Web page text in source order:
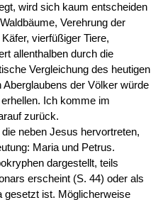
wird sich kaum entscheiden
Verehrung der
vierfüßiger Tiere,
allenthalben durch die
Vergleichung des heutigen
der Völker würde
Ich komme im
zurück.
neben Jesus hervortreten,
Maria und Petrus.
dargestellt, teils
erscheint (S. 44) oder als
gesetzt ist. Möglicherweise